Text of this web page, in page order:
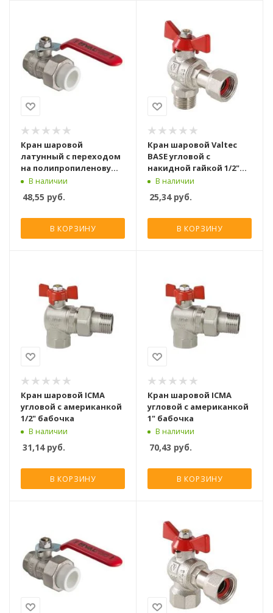
Кран шаровой
латунный с переходом
на полипропиленовую
трубу Valtec 25х3/4 вн. р.
(с полусгоном)
В наличии
48,55 руб.
В КОРЗИНУ
Кран шаровой Valtec
BASE угловой с
накидной гайкой 1/2"
вн.-нар.
В наличии
25,34руб.
В КОРЗИНУ
Кран шаровой ICMA
угловой с американкой
1/2" бабочка
В наличии
31,14руб.
В КОРЗИНУ
Кран шаровой ICMA
угловой с американкой
1" бабочка
В наличии
70,43 руб.
В КОРЗИНУ